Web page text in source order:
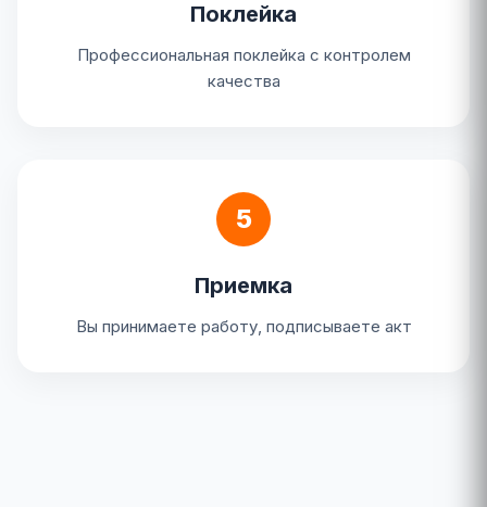
Поклейка
Профессиональная поклейка с контролем
качества
5
Приемка
Вы принимаете работу, подписываете акт